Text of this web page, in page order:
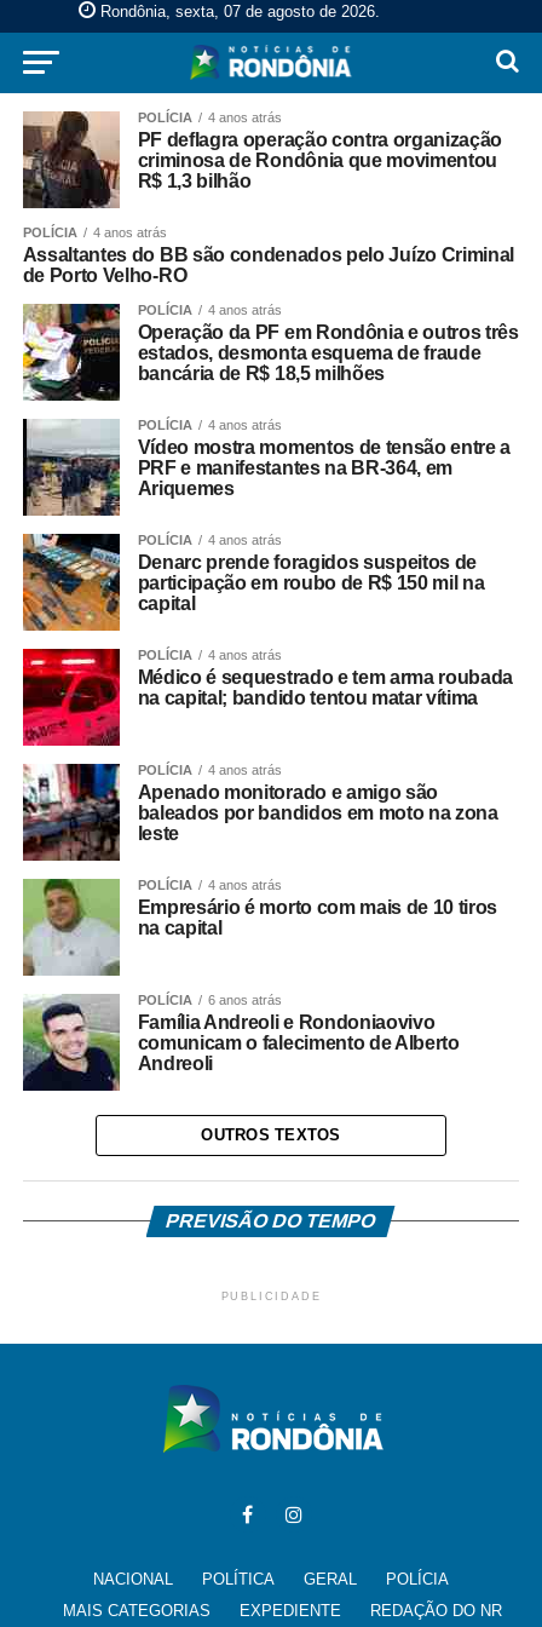
Rondônia, sexta, 07 de agosto de 2026.
POLÍCIA 4 anos atrás
PF deflagra operação contra organização
criminosa de Rondônia que movimentou
R$ 1,3 bilhão
POLÍCIA 4 anos atrás
Assaltantes do BB são condenados pelo Juízo Criminal
de Porto Velho-RO
POLÍCIA 4 anos atrás
Operação da PF em Rondônia e outros três
estados, desmonta esquema de fraude
bancária de R$ 18,5 milhões
POLÍCIA 4 anos atrás
Vídeo mostra momentos de tensão entre a
PRF e manifestantes na BR-364, em
Ariquemes
POLÍCIA 4 anos atrás
Denarc prende foragidos suspeitos de
participação em roubo de R$ 150 mil na
capital
POLÍCIA 4 anos atrás
Médico é sequestrado e tem arma roubada
na capital; bandido tentou matar vítima
POLÍCIA 4 anos atrás
Apenado monitorado e amigo são
baleados por bandidos em moto na zona
leste
POLÍCIA 4 anos atrás
Empresário é morto com mais de 10 tiros
na capital
POLÍCIA 6 anos atrás
Família Andreoli e Rondoniaovivo
comunicam o falecimento de Alberto
Andreoli
OUTROS TEXTOS
PREVISÃO DO TEMPO
PUBLICIDADE
NACIONAL POLÍTICA GERAL
POLÍCIA
MAIS CATEGORIAS
EXPEDIENTE REDAÇÃO DO NR